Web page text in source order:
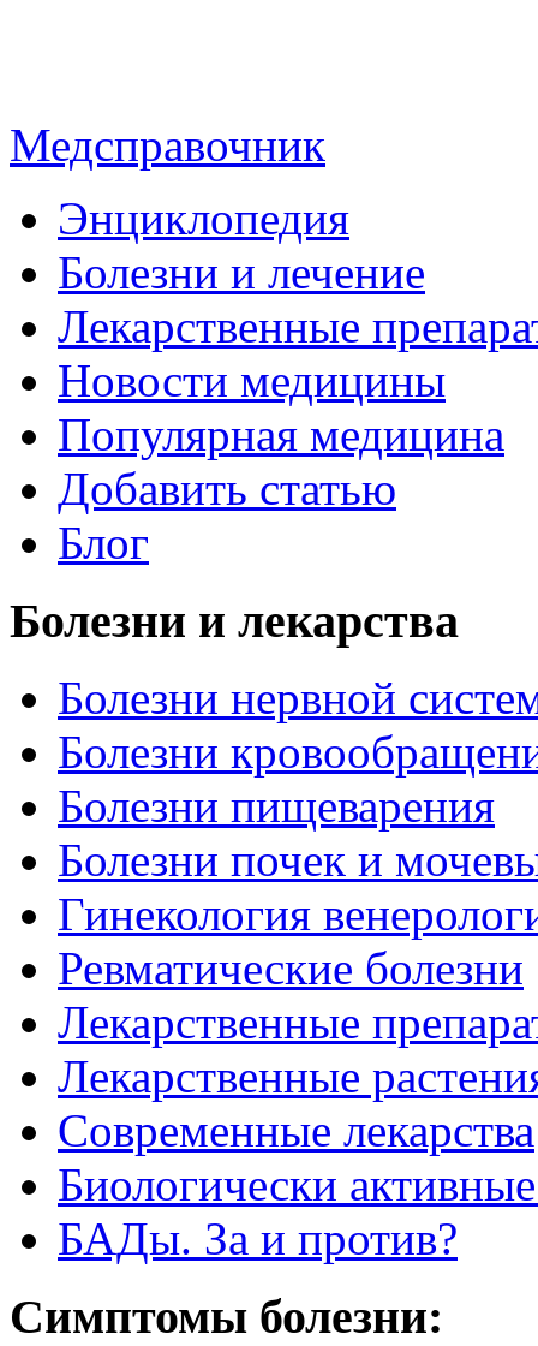
Медсправочник
Энциклопедия
Болезни и лечение
Лекарственные
Новости медицины
Популярная медицина
Добавить статью
Блог
Болезни и лекарства
Болезни нервной
Болезни
Болезни пищеварения
Болезни почек и
Гинекология
Ревматические болезни
Лекарственные
Лекарственные
Современные лекарства
Биологически
БАДы. За и против?
Симптомы болезни: